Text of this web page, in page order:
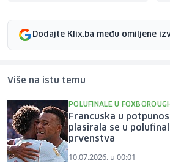
Dodajte Klix.ba među omiljene
Više na istu temu
POLUFINALE U
Francuska u
plasirala se u
prvenstva
10.07.2026. u 00:01